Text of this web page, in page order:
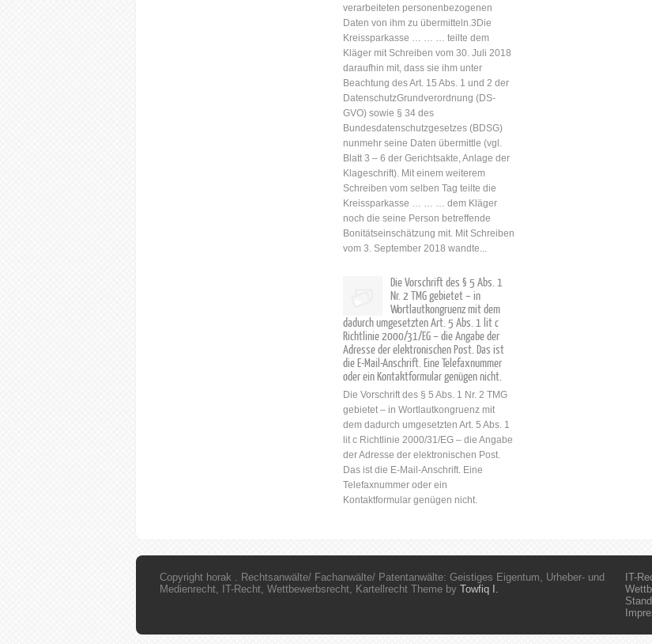
verarbeiteten personenbezogenen
Daten von ihm zu übermitteln.3Die
Kreissparkasse … … … teilte dem
Kläger mit Schreiben vom 30. Juli 2018
daraufhin mit, dass sie ihm unter
Beachtung des Art. 15 Abs. 1 und 2 der
DatenschutzGrundverordnung (DS-
GVO) sowie § 34 des
Bundesdatenschutzgesetzes (BDSG)
nunmehr seine Daten übermittle (vgl.
Blatt 3 – 6 der Gerichtsakte, Anlage der
Klageschrift). Mit einem weiterem
Schreiben vom selben Tag teilte die
Kreissparkasse … … … dem Kläger
noch die seine Person betreffende
Bonitätseinschätzung mit. Mit Schreiben
vom 3. September 2018 wandte...
Die Vorschrift des § 5 Abs. 1
Nr. 2 TMG gebietet – in
Wortlautkongruenz mit dem
dadurch umgesetzten Art. 5 Abs. 1 lit c
Richtlinie 2000/31/EG – die Angabe der
Adresse der elektronischen Post. Das ist
die E-Mail-Anschrift. Eine Telefaxnummer
oder ein Kontaktformular genügen nicht.
Die Vorschrift des § 5 Abs. 1 Nr. 2 TMG
gebietet – in Wortlautkongruenz mit
dem dadurch umgesetzten Art. 5 Abs. 1
lit c Richtlinie 2000/31/EG – die Angabe
der Adresse der elektronischen Post.
Das ist die E-Mail-Anschrift. Eine
Telefaxnummer oder ein
Kontaktformular genügen nicht.
Copyright horak . Rechtsanwälte/ Fachanwälte/ Patentanwälte: Geistiges Eigentum, Urheber- und
Medienrecht, IT-Recht, Wettbewerbsrecht, Kartellrecht Theme by Towfiq I.
IT-